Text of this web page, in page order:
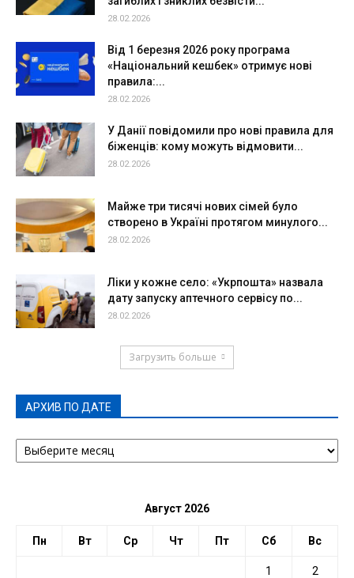
28.02.2026
Від 1 березня 2026 року програма
«Національний кешбек» отримує нові
правила:...
28.02.2026
У Данії повідомили про нові правила для
біженців: кому можуть відмовити...
28.02.2026
Майже три тисячі нових сімей було
створено в Україні протягом минулого...
28.02.2026
Ліки у кожне село: «Укрпошта» назвала
дату запуску аптечного сервісу по...
28.02.2026
Загрузить больше
АРХИВ ПО ДАТЕ
АРХИВ
ПО
Август 2026
Пн Вт Ср Чт Пт Сб Вс
1 2